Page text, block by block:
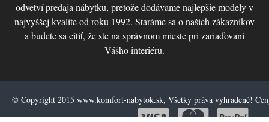
odvetví predaja nábytku, pretože dodávame najlepšie modely v
najvyššej kvalite od roku 1992. Staráme sa o našich zákazníkov
a budete sa cítiť, že ste na správnom mieste pri zariaďovaní
Vášho interiéru.
© Copyright 2015 www.komfort-nabytok.sk, Všetky práva vyhradené!